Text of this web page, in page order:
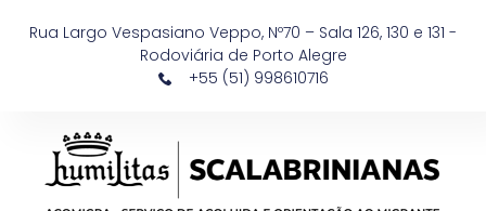
Rua Largo Vespasiano Veppo, Nº70 – Sala 126, 130 e 131 -
Rodoviária de Porto Alegre
+55 (51) 998610716